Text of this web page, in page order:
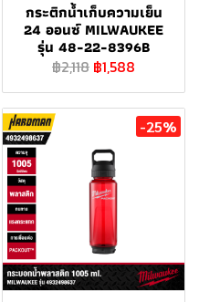
กระติกน้ำเก็บความเย็น
24 ออนซ์ MILWAUKEE
รุ่น 48-22-8396B
฿2,118 ฿1,588
-25%